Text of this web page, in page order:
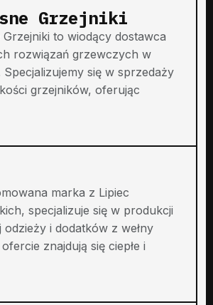
Grzejniki
to wiodący dostawca
rozwiązań grzewczych w
Specjalizujemy się w sprzedaży
grzejników, oferując
marka z Lipiec
specjalizuje się w produkcji
i dodatków z wełny
znajdują się ciepłe i